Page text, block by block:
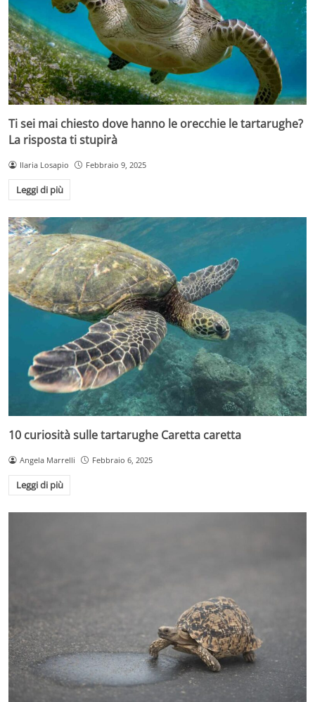
Ti sei mai chiesto dove hanno le orecchie le tartarughe?
La risposta ti stupirà
Ilaria Losapio Febbraio 9, 2025
Leggi di più
10 curiosità sulle tartarughe Caretta caretta
Angela Marrelli Febbraio 6, 2025
Leggi di più